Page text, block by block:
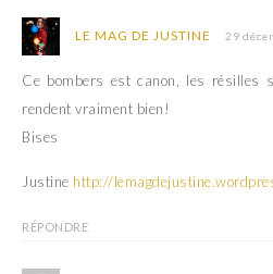
LE MAG DE JUSTINE 29
Ce bombers est canon, les résilles
rendent vraiment bien!
Bises
Justine http://
RÉPONDRE